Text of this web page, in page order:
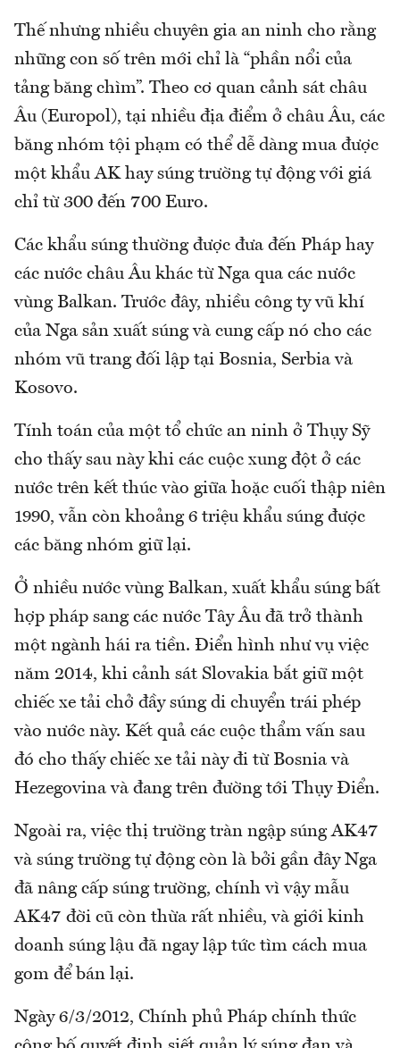
Thế nhưng nhiều chuyên gia an ninh cho rằng
những con số trên mới chỉ là “phần nổi của
tảng băng chìm”. Theo cơ quan cảnh sát châu
Âu (Europol), tại nhiều địa điểm ở châu Âu, các
băng nhóm tội phạm có thể dễ dàng mua được
một khẩu AK hay súng trường tự động với giá
chỉ từ 300 đến 700 Euro.
Các khẩu súng thường được đưa đến Pháp hay
các nước châu Âu khác từ Nga qua các nước
vùng Balkan. Trước đây, nhiều công ty vũ khí
của Nga sản xuất súng và cung cấp nó cho các
nhóm vũ trang đối lập tại Bosnia, Serbia và
Kosovo.
Tính toán của một tổ chức an ninh ở Thụy Sỹ
cho thấy sau này khi các cuộc xung đột ở các
nước trên kết thúc vào giữa hoặc cuối thập niên
1990, vẫn còn khoảng 6 triệu khẩu súng được
các băng nhóm giữ lại.
Ở nhiều nước vùng Balkan, xuất khẩu súng bất
hợp pháp sang các nước Tây Âu đã trở thành
một ngành hái ra tiền. Điển hình như vụ việc
năm 2014, khi cảnh sát Slovakia bắt giữ một
chiếc xe tải chở đầy súng di chuyển trái phép
vào nước này. Kết quả các cuộc thẩm vấn sau
đó cho thấy chiếc xe tải này đi từ Bosnia và
Hezegovina và đang trên đường tới Thụy Điển.
Ngoài ra, việc thị trường tràn ngập súng AK47
và súng trường tự động còn là bởi gần đây Nga
đã nâng cấp súng trường, chính vì vậy mẫu
AK47 đời cũ còn thừa rất nhiều, và giới kinh
doanh súng lậu đã ngay lập tức tìm cách mua
gom để bán lại.
Ngày 6/3/2012, Chính phủ Pháp chính thức